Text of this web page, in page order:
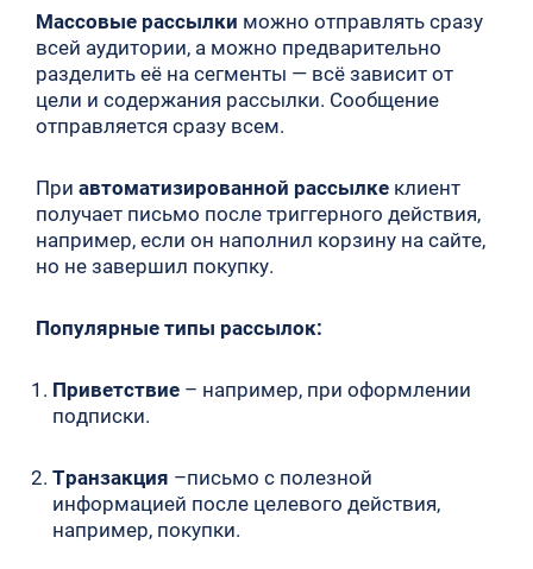
Массовые рассылки можно отправлять сразу
всей аудитории, а можно предварительно
разделить её на сегменты — всё зависит от
цели и содержания рассылки. Сообщение
отправляется сразу всем.
При автоматизированной рассылке клиент
получает письмо после триггерного действия,
например, если он наполнил корзину на сайте,
но не завершил покупку.
Популярные типы рассылок:
Приветствие – например, при оформлении
подписки.
Транзакция –письмо с полезной
информацией после целевого действия,
например, покупки.